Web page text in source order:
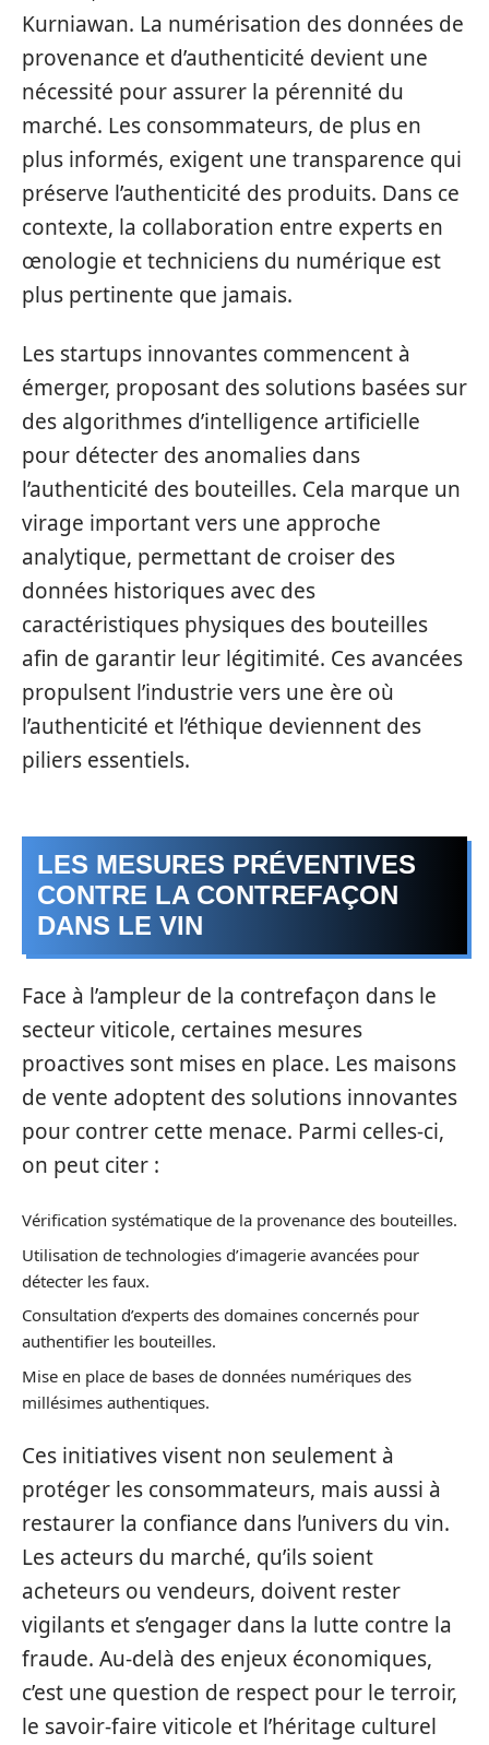
Kurniawan. La numérisation des données de
provenance et d’authenticité devient une
nécessité pour assurer la pérennité du
marché. Les consommateurs, de plus en
plus informés, exigent une transparence qui
préserve l’authenticité des produits. Dans ce
contexte, la collaboration entre experts en
œnologie et techniciens du numérique est
plus pertinente que jamais.
Les startups innovantes commencent à
émerger, proposant des solutions basées sur
des algorithmes d’intelligence artificielle
pour détecter des anomalies dans
l’authenticité des bouteilles. Cela marque un
virage important vers une approche
analytique, permettant de croiser des
données historiques avec des
caractéristiques physiques des bouteilles
afin de garantir leur légitimité. Ces avancées
propulsent l’industrie vers une ère où
l’authenticité et l’éthique deviennent des
piliers essentiels.
LES MESURES PRÉVENTIVES
CONTRE LA CONTREFAÇON
DANS LE VIN
Face à l’ampleur de la contrefaçon dans le
secteur viticole, certaines mesures
proactives sont mises en place. Les maisons
de vente adoptent des solutions innovantes
pour contrer cette menace. Parmi celles-ci,
on peut citer :
Vérification systématique de la provenance des bouteilles.
Utilisation de technologies d’imagerie avancées pour
détecter les faux.
Consultation d’experts des domaines concernés pour
authentifier les bouteilles.
Mise en place de bases de données numériques des
millésimes authentiques.
Ces initiatives visent non seulement à
protéger les consommateurs, mais aussi à
restaurer la confiance dans l’univers du vin.
Les acteurs du marché, qu’ils soient
acheteurs ou vendeurs, doivent rester
vigilants et s’engager dans la lutte contre la
fraude. Au-delà des enjeux économiques,
c’est une question de respect pour le terroir,
le savoir-faire viticole et l’héritage culturel